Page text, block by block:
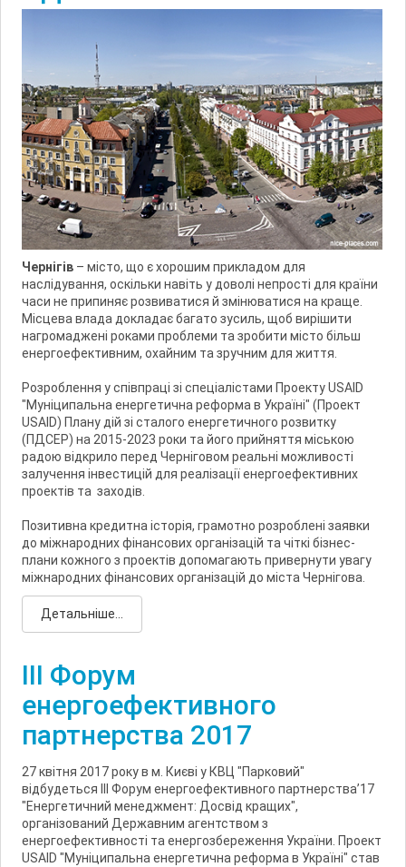
Чернігів – місто, що є хорошим прикладом для
наслідування, оскільки навіть у доволі непрості для країни
часи не припиняє розвиватися й змінюватися на краще.
Місцева влада докладає багато зусиль, щоб вирішити
нагромаджені роками проблеми та зробити місто більш
енергоефективним, охайним та зручним для життя.
Розроблення у співпраці зі спеціалістами Проекту USAID
"Муніципальна енергетична реформа в Україні" (Проект
USAID) Плану дій зі сталого енергетичного розвитку
(ПДСЕР) на 2015-2023 роки та його прийняття міською
радою відкрило перед Черніговом реальні можливості
залучення інвестицій для реалізації енергоефективних
проектів та заходів.
Позитивна кредитна історія, грамотно розроблені заявки
до міжнародних фінансових організацій та чіткі бізнес-
плани кожного з проектів допомагають привернути увагу
міжнародних фінансових організацій до міста Чернігова.
Детальніше...
III Форум
енергоефективного
партнерства 2017
27 квітня 2017 року в м. Києві у КВЦ "Парковий"
відбудеться III Форум енергоефективного партнерства’17
"Енергетичний менеджмент: Досвід кращих",
організований Державним агентством з
енергоефективності та енергозбереження України. Проект
USAID "Муніципальна енергетична реформа в Україні" став